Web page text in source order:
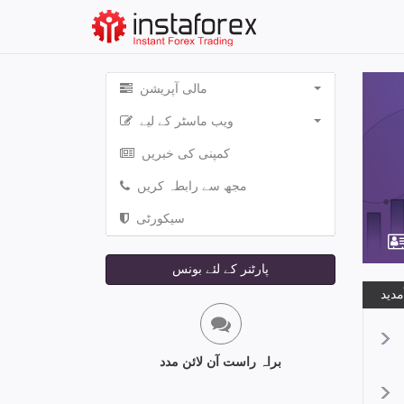
مالی آپریشن
ویب ماسٹر کے لیے
کمپنی کی خبریں
مجھ سے رابطہ کریں
سیکورٹی
پارٹنر کے لئے بونس
براہ راست آن لائن مدد